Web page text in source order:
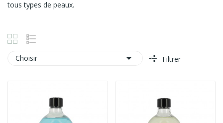
tous types de peaux.
Choisir  Filtrer